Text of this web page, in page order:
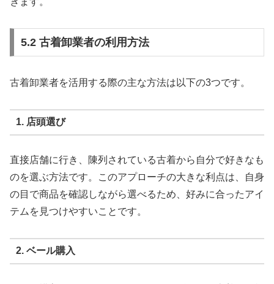
5.2 古着卸業者の利用方法
古着卸業者を活用する際の主な方法は以下の3つです。
1. 店頭選び
直接店舗に行き、陳列されている古着から自分で好きなも
のを選ぶ方法です。このアプローチの大きな利点は、自身
の目で商品を確認しながら選べるため、好みに合ったアイ
テムを見つけやすいことです。
2. ベール購入